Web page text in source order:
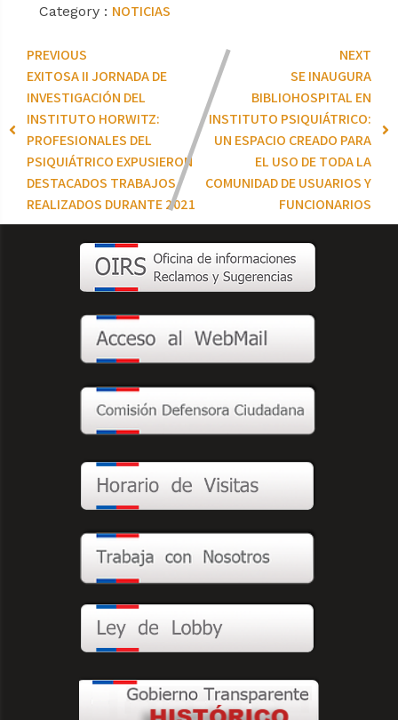
Category : NOTICIAS
PREVIOUS
EXITOSA II JORNADA DE
INVESTIGACIÓN DEL
INSTITUTO HORWITZ:
PROFESIONALES DEL
PSIQUIÁTRICO EXPUSIERON
DESTACADOS TRABAJOS
REALIZADOS DURANTE 2021
NEXT
SE INAUGURA
BIBLIOHOSPITAL EN
INSTITUTO PSIQUIÁTRICO:
UN ESPACIO CREADO PARA
EL USO DE TODA LA
COMUNIDAD DE USUARIOS Y
FUNCIONARIOS